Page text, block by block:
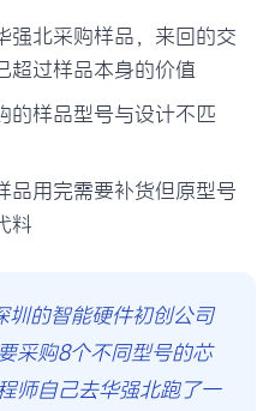
强北采购样品，来回的交
超过样品本身的价值
的样品型号与设计不匹
品用完需要补货但原型号
料
圳的智能硬件初创公司
采购8个不同型号的芯
师自己去华强北跑了一